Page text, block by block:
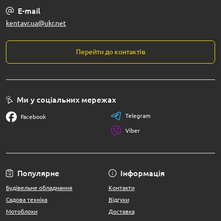
E-mail
kentavr.ua@ukr.net
Перейти до контактів
Популярне
Будівельне обладнання
Садова техніка
Мотоблоки
Інформація
Контакти
Відгуки
Доставка
Ми у соціальних мережах
Facebook Telegram
Viber